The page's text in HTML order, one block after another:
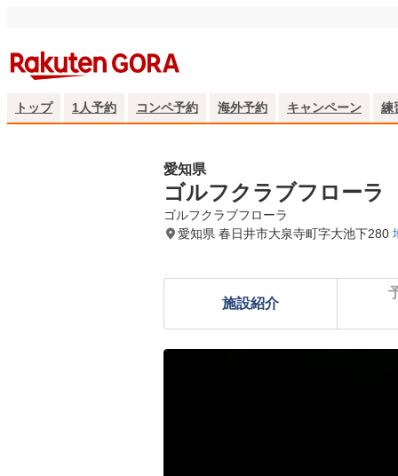
トップ 1人予約 コンペ予約 海外予約 キャンペーン 練
愛知県
ゴルフクラブフローラ
ゴルフクラブフローラ
愛知県 春日井市大泉寺町字大池下280
施設紹介